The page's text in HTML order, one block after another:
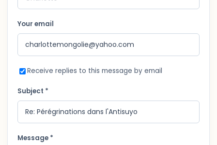
Your email
Receive replies to this message by email
Subject *
Message *